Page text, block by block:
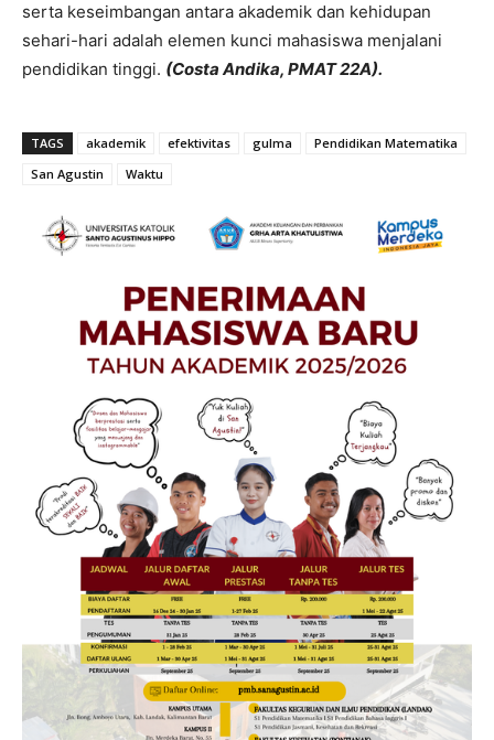
serta keseimbangan antara akademik dan kehidupan
sehari-hari adalah elemen kunci mahasiswa menjalani
pendidikan tinggi. (Costa Andika, PMAT 22A).
TAGS akademik efektivitas gulma
Pendidikan Matematika
San Agustin
Waktu